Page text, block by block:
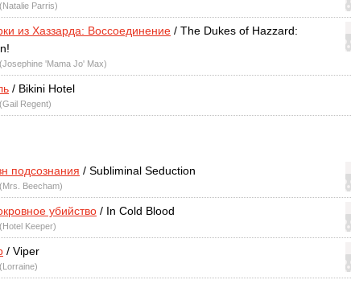
Parris)
из Хаззарда: Воссоединение / The Dukes of Hazzard:
'Mama Jo' Max)
/ Bikini Hotel
Regent)
подсознания / Subliminal Seduction
Beecham)
убийство / In Cold Blood
Keeper)
/ Viper